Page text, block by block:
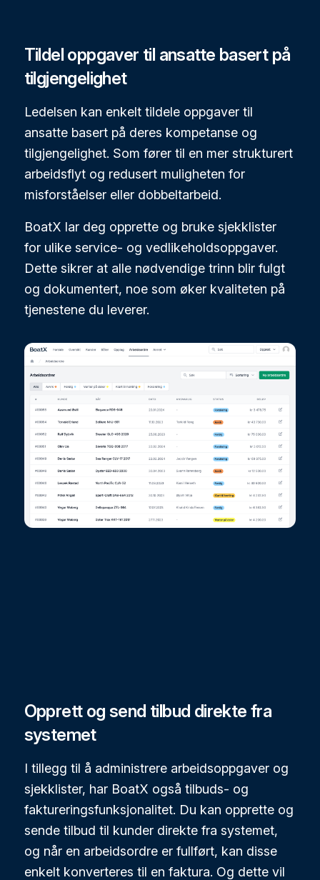
Tildel oppgaver til ansatte basert på
tilgjengelighet
Ledelsen kan enkelt tildele oppgaver til
ansatte basert på deres kompetanse og
tilgjengelighet. Som fører til en mer strukturert
arbeidsflyt og redusert muligheten for
misforståelser eller dobbeltarbeid.
BoatX lar deg opprette og bruke sjekklister
for ulike service- og vedlikeholdsoppgaver.
Dette sikrer at alle nødvendige trinn blir fulgt
og dokumentert, noe som øker kvaliteten på
tjenestene du leverer.
Opprett og send tilbud direkte fra
systemet
I tillegg til å administrere arbeidsoppgaver og
sjekklister, har BoatX også tilbuds- og
faktureringsfunksjonalitet. Du kan opprette og
sende tilbud til kunder direkte fra systemet,
og når en arbeidsordre er fullført, kan disse
enkelt konverteres til en faktura. Og dette vil